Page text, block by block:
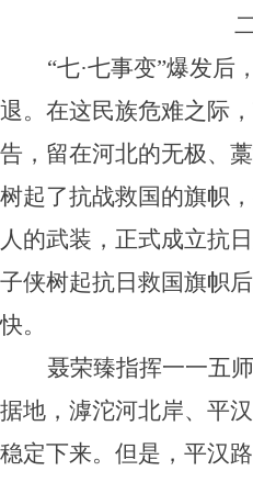
“七·七事变”爆发后
退。在这民族危难之际
告，留在河北的无极、
树起了抗战救国的旗帜
人的武装，正式成立抗
子侠树起抗日救国旗帜
快。
聂荣臻指挥一一五
据地，滹沱河北岸、平
稳定下来。但是，平汉